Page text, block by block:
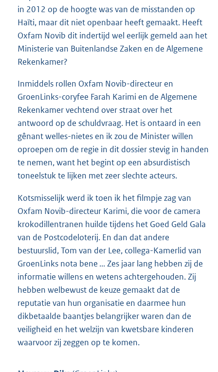
in 2012 op de hoogte was van de misstanden op
Haïti, maar dit niet openbaar heeft gemaakt. Heeft
Oxfam Novib dit indertijd wel eerlijk gemeld aan het
Ministerie van Buitenlandse Zaken en de Algemene
Rekenkamer?
Inmiddels rollen Oxfam Novib-directeur en
GroenLinks-coryfee Farah Karimi en de Algemene
Rekenkamer vechtend over straat over het
antwoord op de schuldvraag. Het is ontaard in een
gênant welles-nietes en ik zou de Minister willen
oproepen om de regie in dit dossier stevig in handen
te nemen, want het begint op een absurdistisch
toneelstuk te lijken met zeer slechte acteurs.
Kotsmisselijk werd ik toen ik het filmpje zag van
Oxfam Novib-directeur Karimi, die voor de camera
krokodillentranen huilde tijdens het Goed Geld Gala
van de Postcodeloterij. En dan dat andere
bestuurslid, Tom van der Lee, collega-Kamerlid van
GroenLinks nota bene ... Zes jaar lang hebben zij de
informatie willens en wetens achtergehouden. Zij
hebben welbewust de keuze gemaakt dat de
reputatie van hun organisatie en daarmee hun
dikbetaalde baantjes belangrijker waren dan de
veiligheid en het welzijn van kwetsbare kinderen
waarvoor zij zeggen op te komen.